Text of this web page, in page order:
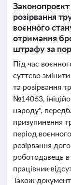
розірвання
воєнного
отримання
штрафу за
Під час
суттєво
та розірвання
№14063,
народу",
призупинення
період
розірвання
роботодавець
працівник
Також документ